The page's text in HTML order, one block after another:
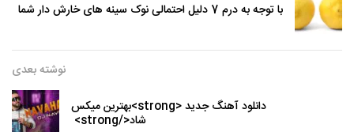
با توجه به درم 7 دلیل احتمالی نوک سینه های خارش دار شما
نوشته بعدی
دانلود آهنگ جدید <strong>بهترین میکس
شاد</strong>